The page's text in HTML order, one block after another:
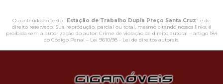
O conteúdo do texto "Estação de Trabalho Dupla Preço Santa Cruz" é de
direito reservado. Sua reprodução, parcial ou total, mesmo citando nossos links, é
proibida sem a autorização do autor. Crime de violação de direito autoral – artigo 184
do Código Penal – Lei 9610/98 - Lei de direitos autorais.